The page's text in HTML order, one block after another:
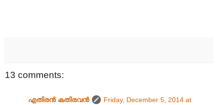
13 comments:
എതിരന്‍ കതിരവന്‍
Friday, December 5, 2014 at